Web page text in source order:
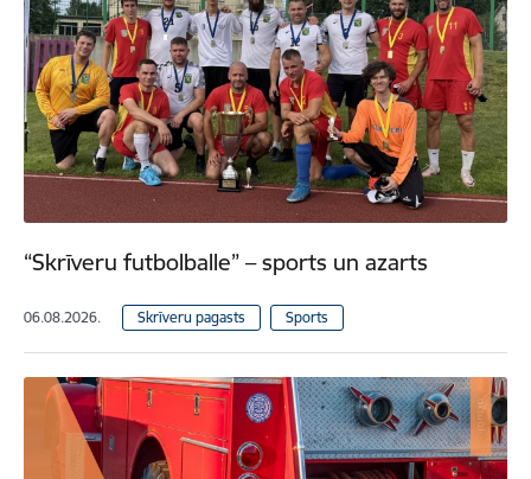
“Skrīveru futbolballe” – sports un azarts
06.08.2026. Skrīveru pagasts Sports